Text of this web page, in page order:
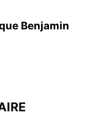
Benjamin